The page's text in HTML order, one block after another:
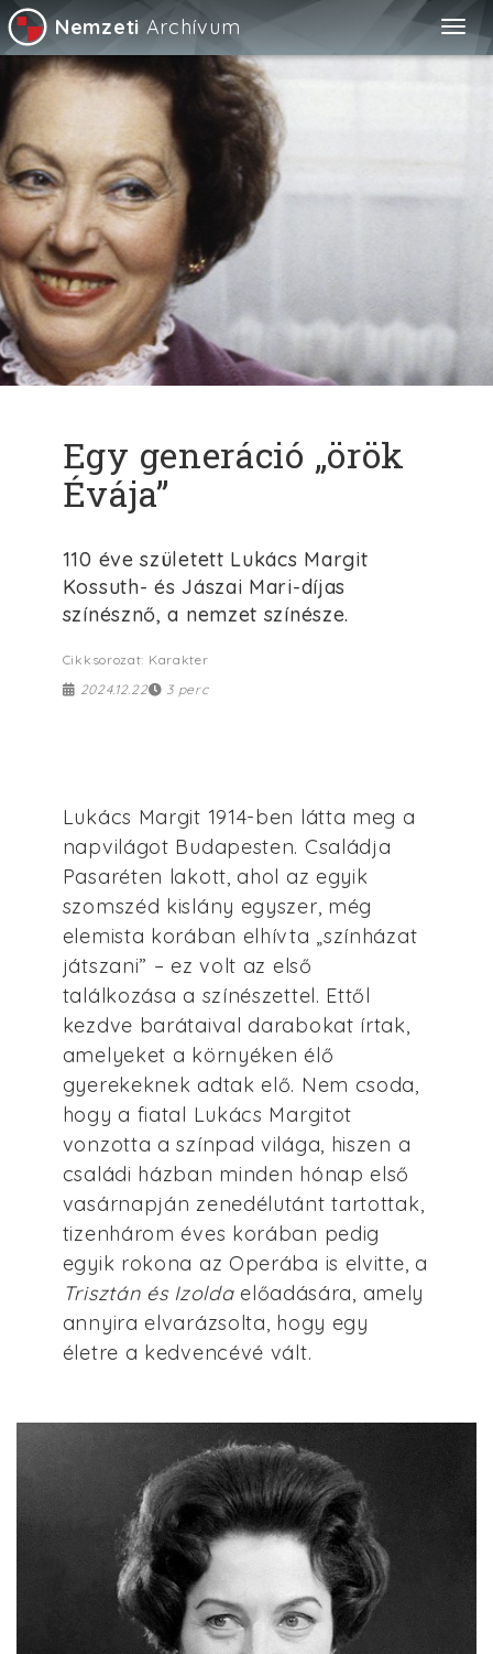
Nemzeti Archívum
Egy generáció „örök
Évája”
110 éve született Lukács Margit
Kossuth- és Jászai Mari-díjas
színésznő, a nemzet színésze.
Cikksorozat: Karakter
2024.12.22
3 perc
Lukács Margit 1914-ben látta meg a
napvilágot Budapesten. Családja
Pasaréten lakott, ahol az egyik
szomszéd kislány egyszer, még
elemista korában elhívta „színházat
játszani” – ez volt az első
találkozása a színészettel. Ettől
kezdve barátaival darabokat írtak,
amelyeket a környéken élő
gyerekeknek adtak elő. Nem csoda,
hogy a fiatal Lukács Margitot
vonzotta a színpad világa, hiszen a
családi házban minden hónap első
vasárnapján zenedélutánt tartottak,
tizenhárom éves korában pedig
egyik rokona az Operába is elvitte, a
Trisztán és Izoldaelőadására, amely
annyira elvarázsolta, hogy egy
életre a kedvencévé vált.